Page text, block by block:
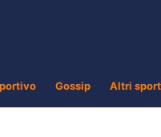
Gossip Altri sport